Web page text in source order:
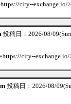
city--exchange.io/
投稿日：2026/08/
city--
投稿日：2026/08/